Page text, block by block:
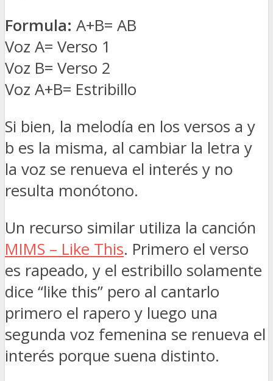
Formula: A+B= AB
Voz A= Verso 1
Voz B= Verso 2
Voz A+B= Estribillo
Si bien, la melodía en los versos a y
b es la misma, al cambiar la letra y
la voz se renueva el interés y no
resulta monótono.
Un recurso similar utiliza la canción
MIMS – Like This. Primero el verso
es rapeado, y el estribillo solamente
dice “like this” pero al cantarlo
primero el rapero y luego una
segunda voz femenina se renueva el
interés porque suena distinto.